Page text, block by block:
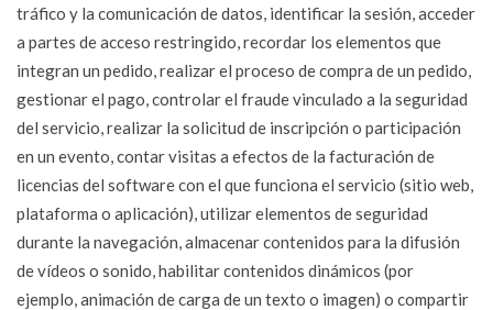
tráfico y la comunicación de datos, identificar la sesión, acceder
a partes de acceso restringido, recordar los elementos que
integran un pedido, realizar el proceso de compra de un pedido,
gestionar el pago, controlar el fraude vinculado a la seguridad
del servicio, realizar la solicitud de inscripción o participación
en un evento, contar visitas a efectos de la facturación de
licencias del software con el que funciona el servicio (sitio web,
plataforma o aplicación), utilizar elementos de seguridad
durante la navegación, almacenar contenidos para la difusión
de vídeos o sonido, habilitar contenidos dinámicos (por
ejemplo, animación de carga de un texto o imagen) o compartir